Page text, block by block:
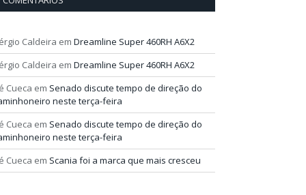
Caldeira em Dreamline Super 460RH A6X2
Caldeira em Dreamline Super 460RH A6X2
Cueca em Senado discute tempo de direção do
neste terça-feira
Cueca em Senado discute tempo de direção do
neste terça-feira
Cueca em Scania foi a marca que mais cresceu